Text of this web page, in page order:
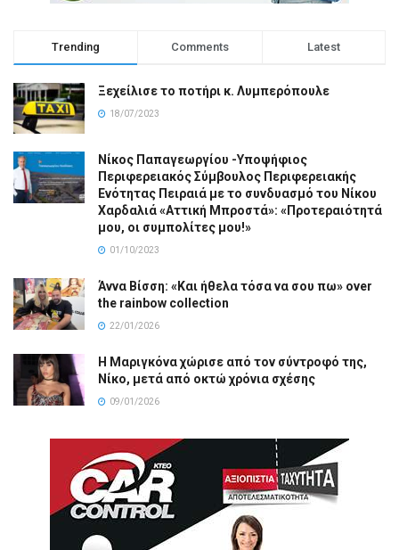
Trending Comments Latest
Ξεχείλισε το ποτήρι κ. Λυμπερόπουλε
18/07/2023
Νίκος Παπαγεωργίου -Υποψήφιος
Περιφερειακός Σύμβουλος Περιφερειακής
Ενότητας Πειραιά με το συνδυασμό του Νίκου
Χαρδαλιά «Αττική Μπροστά»: «Προτεραιότητά
μου, οι συμπολίτες μου!»
01/10/2023
Άννα Βίσση: «Και ήθελα τόσα να σου πω» over
the rainbow collection
22/01/2026
Η Μαριγκόνα χώρισε από τον σύντροφό της,
Νίκο, μετά από οκτώ χρόνια σχέσης
09/01/2026